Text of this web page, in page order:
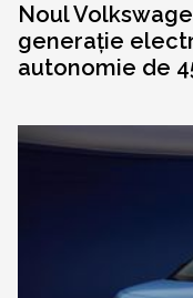
Noul
generație
autonomie de